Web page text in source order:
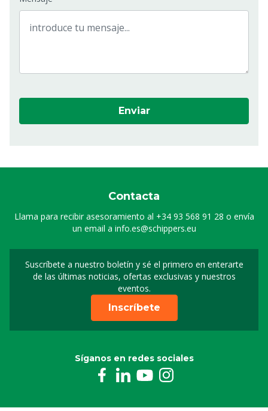
Enviar
Contacta
Llama para recibir asesoramiento al +34 93 568 91 28 o envía
un email a info.es@schippers.eu
Suscríbete a nuestro boletín y sé el primero en enterarte
de las últimas noticias, ofertas exclusivas y nuestros
eventos.
Suscripción a nuestro
Inscríbete
Síganos en redes sociales